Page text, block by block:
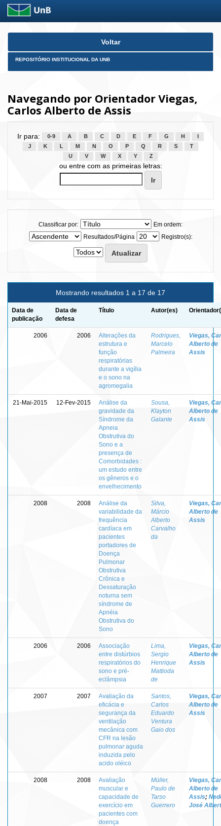
Skip
Voltar
REPOSITÓRIO INSTITUCIONAL DA UNB
Navegando por Orientador Viegas,
Carlos Alberto de Assis
Ir para: 0-9 A B C D E F G H
J
K L M N O P Q R S
T
U
V W X Y Z
ou entre com as primeiras letras:
Classificar por:
Em ordem:
Resultados/Página
Registro(s):
Mostrando resultados 1 a 17 de 17
Data de
publicação
Data de
defesa
Título Autor(es)
2006 2006
Alterações da
estrutura e
função
respiratórias
durante a vigília
e o sono na
agromegalia
Rodrigues,
Marcelo
Palmeira
Viegas,
Alberto de
Assis
21-Mai-2015 12-Fev-2015
Análise da
gravidade da
Síndrome da
Apneia
Obstrutiva do
Sono e a
presença de
Comorbidades :
um estudo entre
os gêneros e o
envelhecimento
Sousa,
Klayton
Galante
Viegas,
Alberto de
Assis
2008 2008
Análise da
variabilidade da
frequência
cardíaca em
pacientes
portadores de
Doença
Pulmonar
Obstrutiva
Crônica e
Dessaturação
noturna sem
síndrome de
Apnéia
Obstrutiva do
Sono
Silva,
Márcio
Alberto
Carvalho
da
Viegas,
Alberto de
Assis
2006 2006
Associação
entre distúrbios
respiratórios do
sono e pré-
eclâmpsia
Lima,
Sergio
Henrique
Mattioda
de
Viegas,
Alberto de
Assis
2007 2007
Avaliação da
eficácia e
segurança da
ventilação
mecânica com
CFR na lesão
pulmonar aguda
induzida pelo
acido oléico
Santos,
Carlos
Eduardo
Ventura
Gaio dos
Viegas,
Alberto de
Assis
2008 2008
Avaliação
muscular e
capacidade de
exercício em
pacientes com
doença
Müller,
Paulo de
Tarso
Guerrero
Viegas,
Alberto de
Assis;
José